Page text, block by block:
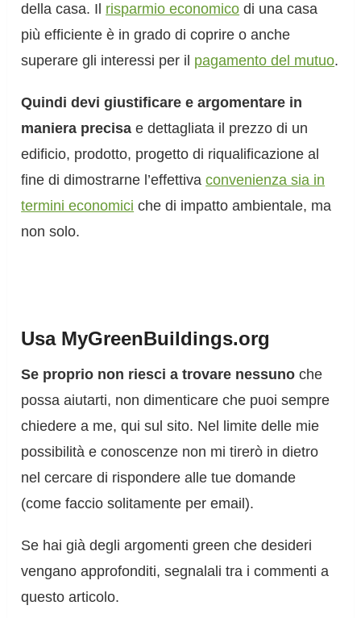
della casa. Il risparmio economico di una casa
più efficiente è in grado di coprire o anche
superare gli interessi per il pagamento del mutuo.
Quindi devi giustificare e argomentare in
maniera precisa e dettagliata il prezzo di un
edificio, prodotto, progetto di riqualificazione al
fine di dimostrarne l’effettivaconvenienza sia in
termini economici che di impatto ambientale, ma
non solo.
Usa MyGreenBuildings.org
Se proprio non riesci a trovare nessuno che
possa aiutarti, non dimenticare che puoi sempre
chiedere a me, qui sul sito. Nel limite delle mie
possibilità e conoscenze non mi tirerò in dietro
nel cercare di rispondere alle tue domande
(come faccio solitamente per email).
Se hai già degli argomenti green che desideri
vengano approfonditi, segnalali tra i commenti a
questo articolo.